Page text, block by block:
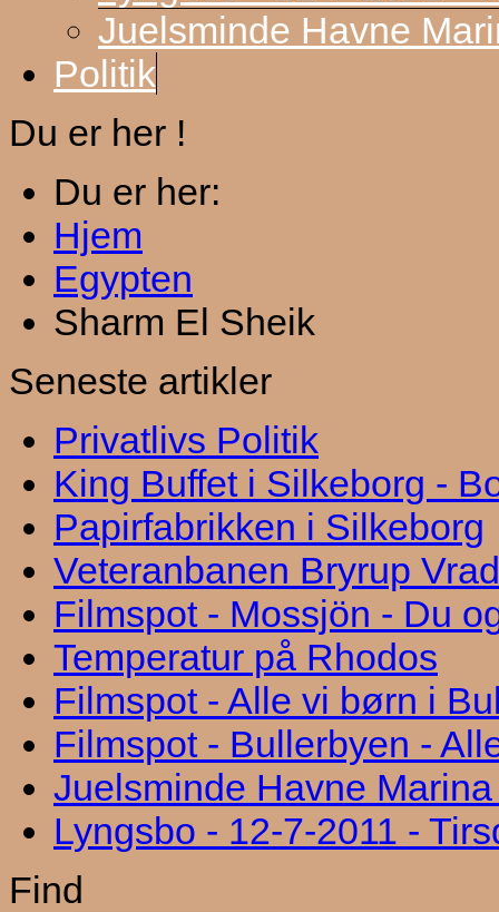
Juelsminde Havne
Politik
Du er her !
Du er her:
Hjem
Egypten
Sharm El Sheik
Seneste artikler
Privatlivs Politik
King Buffet i Silkeborg -
Papirfabrikken i Silkeborg
Veteranbanen Bryrup
Filmspot - Mossjön - Du
Temperatur på Rhodos
Filmspot - Alle vi børn i
Filmspot - Bullerbyen -
Juelsminde Havne
Lyngsbo - 12-7-2011 -
Find